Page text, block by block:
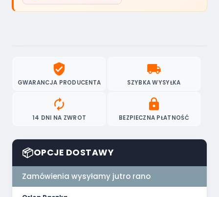
verified_user
GWARANCJA PRODUCENTA
local_shipping
SZYBKA WYSYŁKA
autorenew
14 DNI NA ZWROT
lock
BEZPIECZNA PŁATNOŚĆ
📦OPCJE DOSTAWY
Zamówienia wysyłamy jutro rano